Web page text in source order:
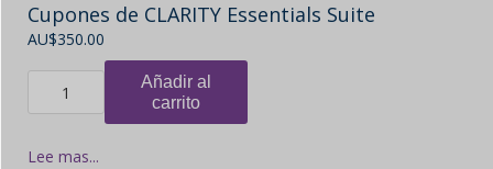
Cupones de CLARITY Essentials Suite
AU$350.00
Añadir al
carrito
Lee mas...